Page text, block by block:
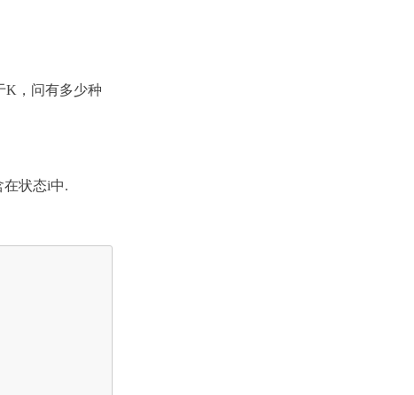
K ，问有多少种
在状态i中.